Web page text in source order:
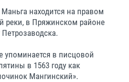
находится на правом
реки, в Пряжинском районе
упоминается в писцовой
в 1563 году как
Мангинский».